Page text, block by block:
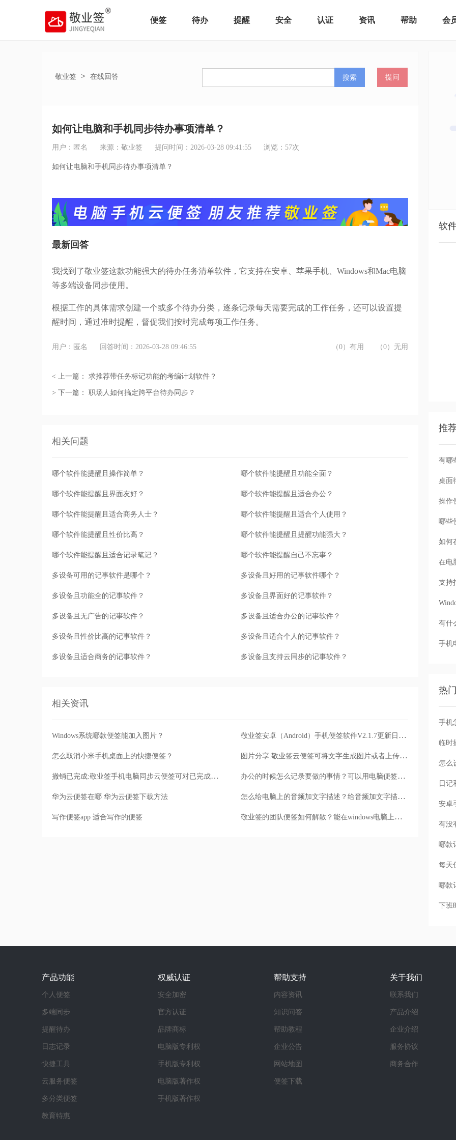
便签 待办 提醒 安全 认证 资讯 帮助 会
敬业签 > 在线回答 搜索 提问
如何让电脑和手机同步待办事项清单？
用户：匿名 来源：敬业签 提问时间：2026-03-28 09:41:55 浏览： 57次
如何让电脑和手机同步待办事项清单？
最新回答
我找到了敬业签这款功能强大的待办任务清单软件，它支持在安卓、苹果手机、 Windows和Mac电脑
等多端设备同步使用。
根据工作的具体需求创建一个或多个待办分类，逐条记录每天需要完成的工作任务，还可以设置提
醒时间，通过准时提醒，督促我们按时完成每项工作任务。
用户：匿名 回答时间：2026-03-28 09:46:55 （0）有用 （0）无用
< 上一篇： 求推荐带任务标记功能的考编计划软件？
> 下一篇： 职场人如何搞定跨平台待办同步？
相关问题
哪个软件能提醒且操作简单？ 哪个软件能提醒且功能全面？
哪个软件能提醒且界面友好？ 哪个软件能提醒且适合办公？
哪个软件能提醒且适合商务人士？ 哪个软件能提醒且适合个人使用？
哪个软件能提醒且性价比高？ 哪个软件能提醒且提醒功能强大？
哪个软件能提醒且适合记录笔记？ 哪个软件能提醒自己不忘事？
多设备可用的记事软件是哪个？ 多设备且好用的记事软件哪个？
多设备且功能全的记事软件？ 多设备且界面好的记事软件？
多设备且无广告的记事软件？ 多设备且适合办公的记事软件？
多设备且性价比高的记事软件？ 多设备且适合个人的记事软件？
多设备且适合商务的记事软件？ 多设备且支持云同步的记事软件？
相关资讯
Windows系统哪款便签能加入图片？ 敬业签安卓（Android）手机便签软件V2.1.7更新日志说明
怎么取消小米手机桌面上的快捷便签？ 图片分享:敬业签云便签可将文字生成图片或者上传的便签图片分享好友
撤销已完成:敬业签手机电脑同步云便签可对已完成便签撤销已完成操作 办公的时候怎么记录要做的事情？可以用电脑便签记录
华为云便签在哪 华为云便签下载方法 怎么给电脑上的音频加文字描述？给音频加文字描述的Windows便签
写作便签app 适合写作的便签 敬业签的团队便签如何解散？能在windows电脑上操作吗
软
推
有哪
桌面
操作
哪些
如何
在电
支持
有什
手机
热
手机
怎么
每天
下班
产品功能
个人便签
多端同步
提醒待办
日志记录
快捷工具
云服务便签
多分类便签
教育特惠
权威认证
安全加密
官方认证
品牌商标
电脑版专利权
手机版专利权
电脑版著作权
手机版著作权
帮助支持
内容资讯
知识问答
帮助教程
企业公告
网站地图
便签下载
关于我们
联系我们
产品介绍
企业介绍
服务协议
商务合作